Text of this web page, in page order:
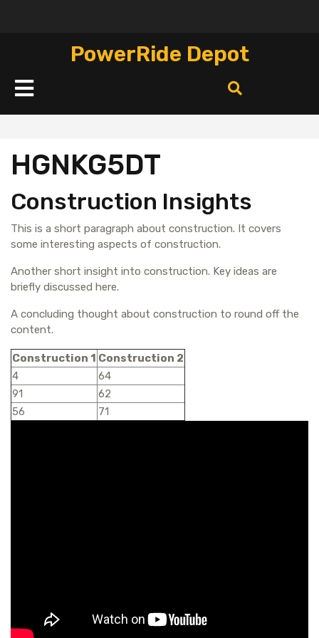
PowerRide Depot
Кнопка
Открыть
HGNKG5DT
Construction Insights
This is a short paragraph about construction. It covers
some interesting aspects of construction.
Another short insight into construction. Key ideas are
briefly discussed here.
A concluding thought about construction to round off the
content.
Construction 1 Construction 2
4
64
91
62
56
71